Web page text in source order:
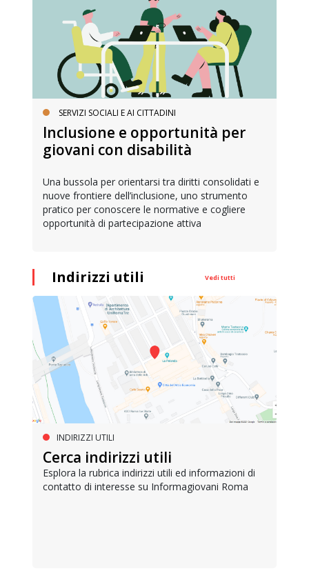
SERVIZI SOCIALI E AI CITTADINI
Inclusione e opportunità per
giovani con disabilità
Una bussola per orientarsi tra diritti consolidati e
nuove frontiere dell’inclusione, uno strumento
pratico per conoscere le normative e cogliere
opportunità di partecipazione attiva
Indirizzi utili Vedi tutti
INDIRIZZI UTILI
Cerca indirizzi utili
Esplora la rubrica indirizzi utili ed informazioni di
contatto di interesse su Informagiovani Roma